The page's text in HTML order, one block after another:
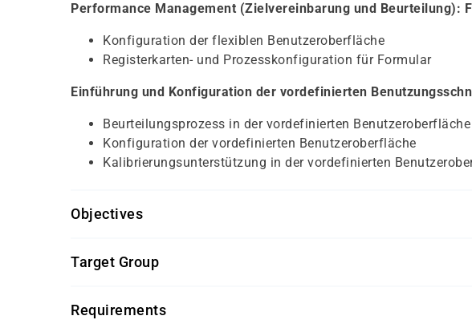
Performance Management (Zielvereinbarung und Beurteilung):
Konfiguration der flexiblen Benutzeroberfläche
Registerkarten- und Prozesskonfiguration für Formular
Einführung und Konfiguration der vordefinierten
Beurteilungsprozess in der vordefinierten Benutzeroberfläche
Konfiguration der vordefinierten Benutzeroberfläche
Kalibrierungsunterstützung in der vordefinierten
Objectives
Target Group
Requirements